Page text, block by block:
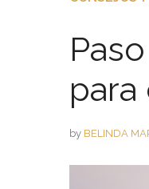
by BELINDA